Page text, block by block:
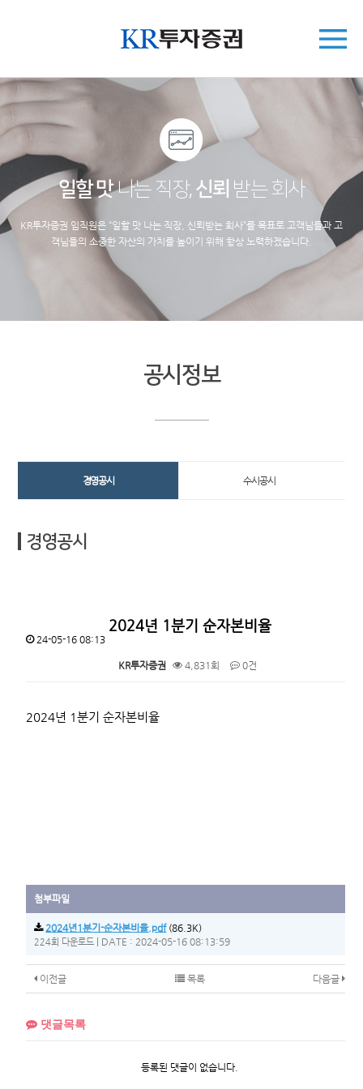
일할 맛나는 직장,신뢰 받는 회사
KR투자증권 임직원은 “일할 맛 나는 직장, 신뢰받는 회사”를 목표로 고객님들과 고
객님들의 소중한 자산의 가치를 높이기 위해 항상 노력하겠습니다.
공시정보
경영공시 수시공시
경영공시
2024년 1분기 순자본비율
24-05-16 08:13
KR투자증권 4,831회 0건
2024년 1분기 순자본비율
첨부파일
2024년1분기-순자본비율.pdf(86.3K)
224회 다운로드 DATE : 2024-05-16 08:13:59
이전글 다음글
목록
댓글목록
등록된 댓글이 없습니다.